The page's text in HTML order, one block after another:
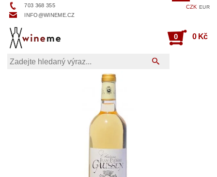
703 368 355
INFO@WINEME.CZ
CZK EUR
0 0 Kč